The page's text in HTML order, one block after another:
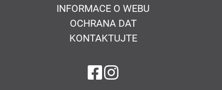
INFORMACE O WEBU
OCHRANA DAT
KONTAKTUJTE
na Facebook
na Instagram